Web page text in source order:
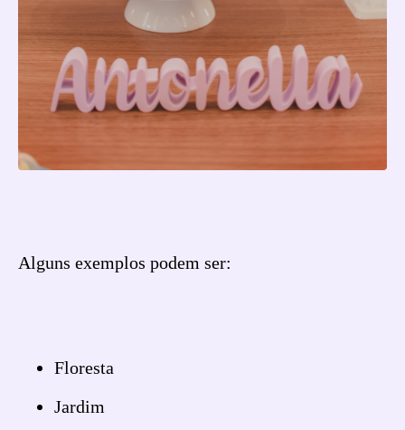
Alguns exemplos podem ser:
Floresta
Jardim